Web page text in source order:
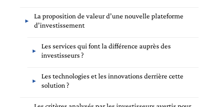
La proposition de valeur d’une nouvelle plateforme
d’investissement
Les services qui font la différence auprès des
investisseurs ?
Les technologies et les innovations derrière cette
solution ?